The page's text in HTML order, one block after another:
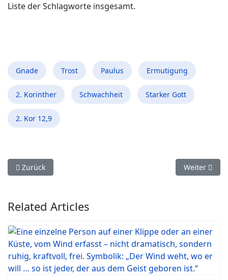
Liste der Schlagworte insgesamt.
Gnade Trost Paulus Ermutigung
2. Korinther Schwachheit Starker Gott
2. Kor 12,9
Vorheriger Beitrag: Hinweis zu KI-Inhalten
Zurück Nächster
Weiter
Related Articles